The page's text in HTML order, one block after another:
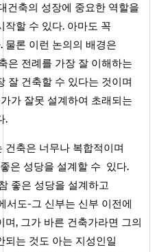
건축의 성장에 중요한 역할을
작할 수 있다. 아마도 꼭
물론 이런 논의의 배경은
은 전례를 가장 잘 이해하는
잘 건축할 수 있다는 것이며
가 잘못 설계하여 초래되는
.
건축은 너무나 복합적이며
은 성당을 설계할 수 있다.
좋은 성당을 설계하고
서도-그 신부는 신부 이전에
, 그가 바른 건축가라면 그의
되는 것도 아는 지성인일